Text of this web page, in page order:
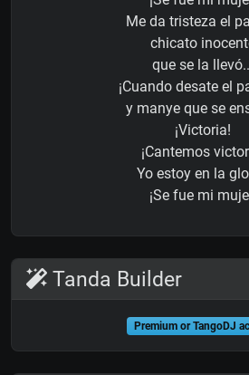
Me da tristeza el
chicato
que se la
¡Cuando desate el
y manye que se
¡Victoria!
¡Cantemos
Yo estoy en la
¡Se fue mi
Tanda Builder
Premium or TangoDJ